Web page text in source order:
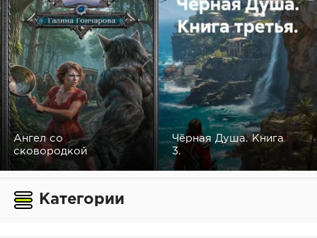
Ангел со
сковородкой
Чёрная Душа. Книга
3.
Категории